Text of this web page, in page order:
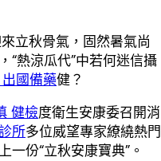
立秋骨氣，固然暑氣尚
“熱涼瓜代”中若何迷信攝
國備藥健？
健檢度衛生安康委召開消
所多位威望專家繚繞熱門
一份“立秋安康寶典”。